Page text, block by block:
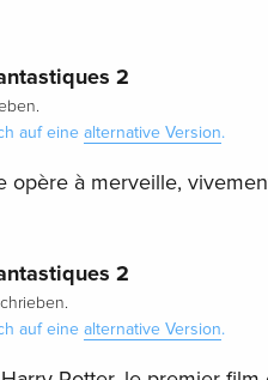
2
auf eine alternative Version.
opère à merveille,
2
auf eine alternative Version.